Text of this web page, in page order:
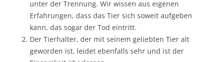
unter der Trennung. Wir wissen aus eigenen
Erfahrungen, dass das Tier sich soweit aufgeben
kann, das sogar der Tod eintritt.
Der Tierhalter, der mit seinem geliebten Tier alt
geworden ist, leidet ebenfalls sehr und ist der